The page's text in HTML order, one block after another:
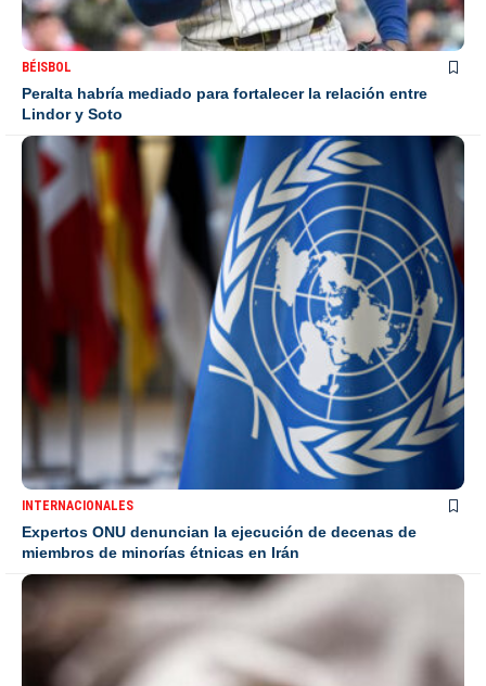
BÉISBOL
Peralta habría mediado para fortalecer la relación entre
Lindor y Soto
INTERNACIONALES
Expertos ONU denuncian la ejecución de decenas de
miembros de minorías étnicas en Irán